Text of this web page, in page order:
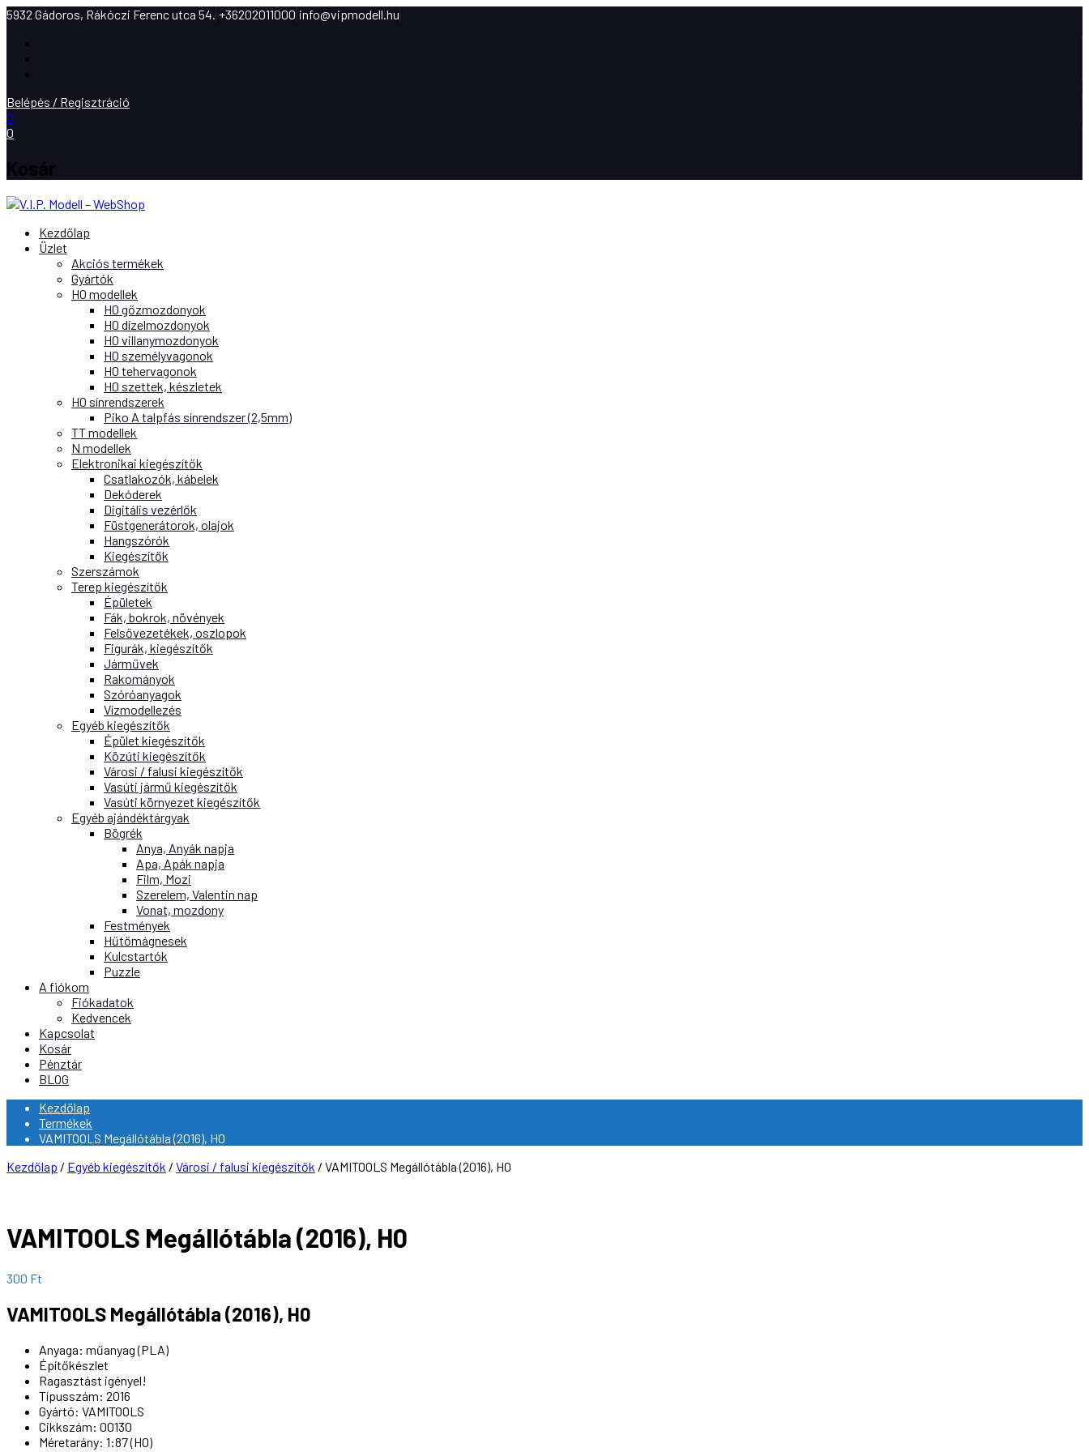
5932 Gádoros, Rákóczi Ferenc utca 54. +36202011000 info@vipmodell.hu
Belépés / Regisztráció
0
0
Kosár
Kezdőlap
Üzlet
Akciós termékek
Gyártók
H0 modellek
H0 gőzmozdonyok
H0 dízelmozdonyok
H0 villanymozdonyok
H0 személyvagonok
H0 tehervagonok
H0 szettek, készletek
H0 sínrendszerek
Piko A talpfás sínrendszer (2,5mm)
TT modellek
N modellek
Elektronikai kiegészítők
Csatlakozók, kábelek
Dekóderek
Digitális vezérlők
Füstgenerátorok, olajok
Hangszórók
Kiegészítők
Szerszámok
Terep kiegészítők
Épületek
Fák, bokrok, növények
Felsővezetékek, oszlopok
Figurák, kiegészítők
Járművek
Rakományok
Szóróanyagok
Vízmodellezés
Egyéb kiegészítők
Épület kiegészítők
Közúti kiegészítők
Városi / falusi kiegészítők
Vasúti jármű kiegészítők
Vasúti környezet kiegészítők
Egyéb ajándéktárgyak
Bögrék
Anya, Anyák napja
Apa, Apák napja
Film, Mozi
Szerelem, Valentin nap
Vonat, mozdony
Festmények
Hűtőmágnesek
Kulcstartók
Puzzle
A fiókom
Fiókadatok
Kedvencek
Kapcsolat
Kosár
Pénztár
BLOG
Kezdőlap
Termékek
VAMITOOLS Megállótábla (2016), H0
Kezdőlap / Egyéb kiegészítők / Városi / falusi kiegészítők / VAMITOOLS Megállótábla (2016), H0
VAMITOOLS Megállótábla (2016), H0
300 Ft
VAMITOOLS Megállótábla (2016), H0
Anyaga: műanyag (PLA)
Építőkészlet
Ragasztást igényel!
Típusszám: 2016
Gyártó: VAMITOOLS
Cikkszám: 00130
Méretarány: 1:87 (H0)